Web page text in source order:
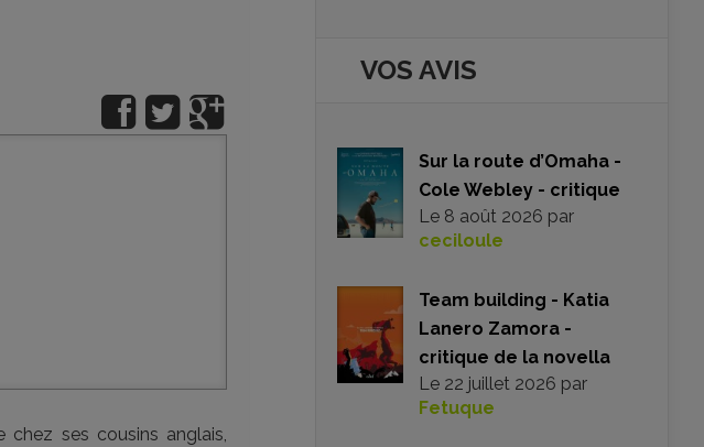
chez ses cousins anglais,
VOS AVIS
Sur la route d’Omaha -
Cole Webley - critique
Le 8 août 2026 par
ceciloule
Team building - Katia
Lanero Zamora -
critique de la novella
Le 22 juillet 2026 par
Fetuque